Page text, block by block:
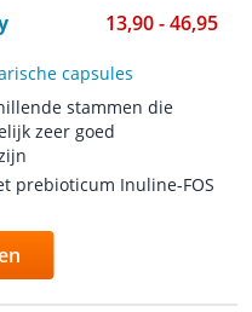
13,90 - 46,95
capsules
stammen die
zeer goed
prebioticum Inuline-FOS